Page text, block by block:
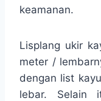
keamanan.
Lisplang ukir
meter /
dengan list
lebar. Selain